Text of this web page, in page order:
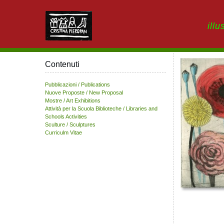
Contenuti
Pubblicazioni / Publications
Nuove Proposte / New Proposal
Mostre / Art Exhibitions
Attività per la Scuola Biblioteche / Libraries and
Schools Activities
Sculture / Sculptures
Curriculm Vitae